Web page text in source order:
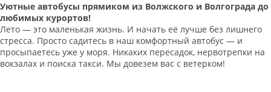
Уютные автобусы прямиком из Волжского и Волгограда до
любимых курортов!
Лето — это маленькая жизнь. И начать её лучше без лишнего
стресса. Просто садитесь в наш комфортный автобус — и
просыпаетесь уже у моря. Никаких пересадок, нервотрепки на
вокзалах и поиска такси. Мы довезем вас с ветерком!